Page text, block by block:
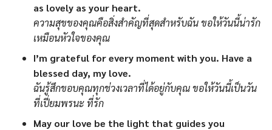
as lovely as your heart.
ความสุขของคุณคือสิ่งสำคัญที่สุดสำหรับฉัน ขอให้วันนี้น่ารัก
เหมือนหัวใจของคุณ
I’m grateful for every moment with you. Have a
blessed day, my love.
ฉันรู้สึกขอบคุณทุกช่วงเวลาที่ได้อยู่กับคุณ ขอให้วันนี้เป็นวัน
ที่เปี่ยมพรนะ ที่รัก
May our love be the light that guides you